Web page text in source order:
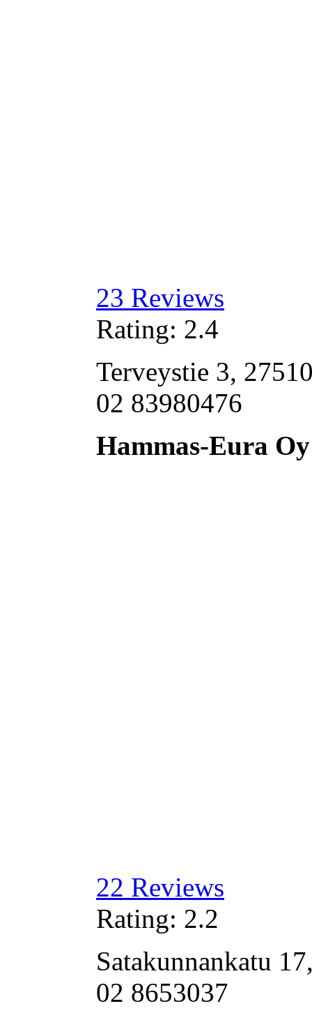
23 Reviews
Rating: 2.4
Terveystie 3,
02 83980476
Hammas-Eura Oy
22 Reviews
Rating: 2.2
Satakunnankatu
02 8653037